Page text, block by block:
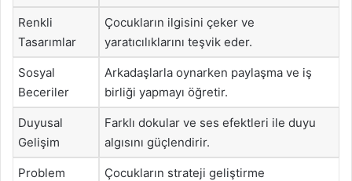
Renkli
Tasarımlar
Çocukların ilgisini çeker ve
yaratıcılıklarını teşvik eder.
Sosyal
Beceriler
Arkadaşlarla oynarken paylaşma ve iş
birliği yapmayı öğretir.
Duyusal
Gelişim
Farklı dokular ve ses efektleri ile duyu
algısını güçlendirir.
Problem
Çocukların strateji geliştirme